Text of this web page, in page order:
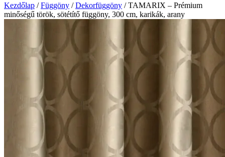
Kezdőlap /Függöny /Dekorfüggöny / TAMARIX – Prémium
minőségű török, sötétítő függöny, 300 cm, karikák, arany